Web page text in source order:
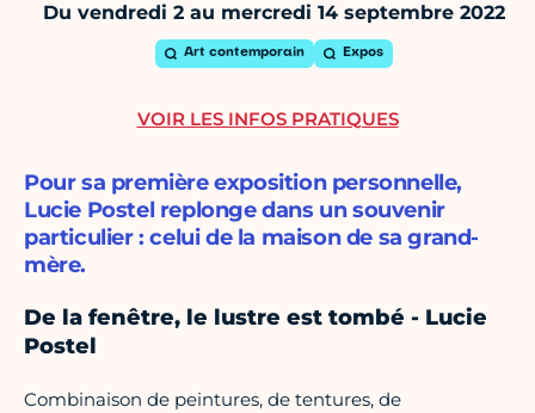
Du vendredi 2 au mercredi 14 septembre 2022
Art contemporain Expos
Pour sa première exposition personnelle,
Lucie Postel replonge dans un souvenir
particulier : celui de la maison de sa grand-
mère.
De la fenêtre, le lustre est tombé - Lucie
Postel
Combinaison de peintures, de tentures, de
VOIR LES INFOS PRATIQUES